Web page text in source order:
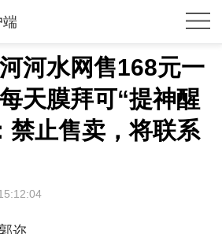
端
河水网售168元一
天膜拜可“提神醒
禁止售卖，将联系
迩